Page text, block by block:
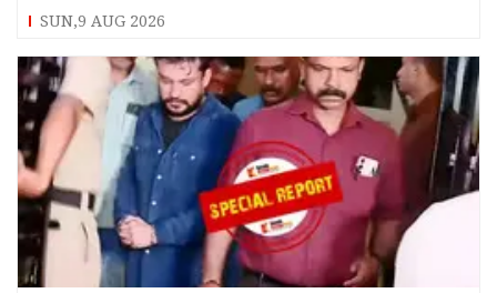
SUN,9 AUG 2026